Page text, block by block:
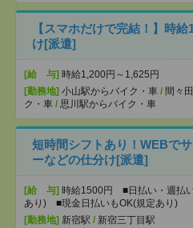
【スマホだけで完結！】時
け[派遣]
[給 与] 時給1,200円～1,625円
[勤務地] 小山駅からバイク・車 / 間々
ク・車 / 思川駅からバイク・車
短時間シフトあり！WEBで
ーなどの仕分け[派遣]
[給 与] 時給1500円 ■日払い・週払
あり) ■現金日払いもOK(規定あり)
[勤務地] 新宿駅 / 新宿三丁目駅